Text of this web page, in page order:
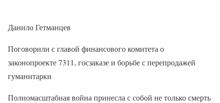
Данило Гетманцев
Поговорили с главой финансового комитета о
законопроекте 7311, госзаказе и борьбе с перепродажей
гуманитарки
Полномасштабная война принесла с собой не только смерть